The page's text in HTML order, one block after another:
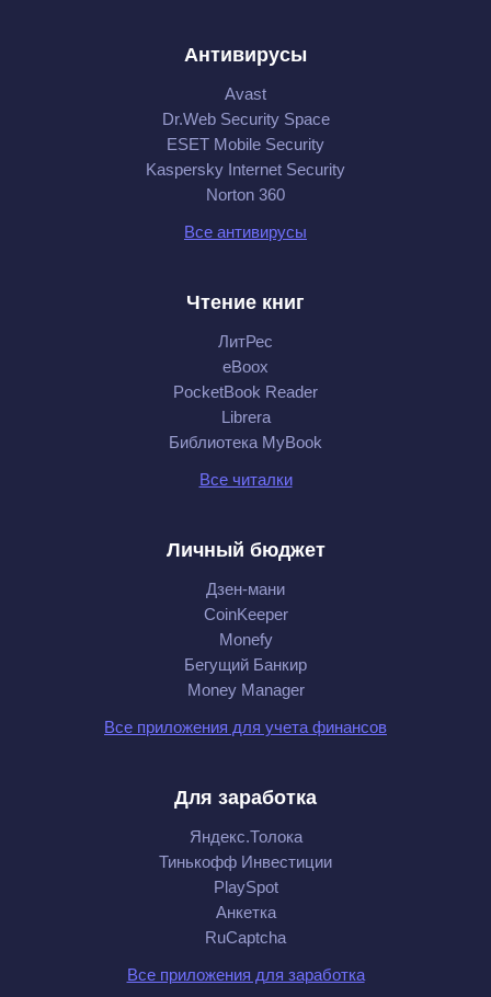
Антивирусы
Avast
Dr.Web Security Space
ESET Mobile Security
Kaspersky Internet Security
Norton 360
Все антивирусы
Чтение книг
ЛитРес
eBoox
PocketBook Reader
Librera
Библиотека MyBook
Все читалки
Личный бюджет
Дзен-мани
CoinKeeper
Monefy
Бегущий Банкир
Money Manager
Все приложения для учета финансов
Для заработка
Яндекс.Толока
Тинькофф Инвестиции
PlaySpot
Анкетка
RuCaptcha
Все приложения для заработка